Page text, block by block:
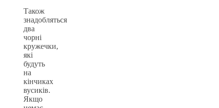
Також
знадобляться
два
чорні
кружечки,
які
будуть
на
кінчиках
вусиків.
Якщо